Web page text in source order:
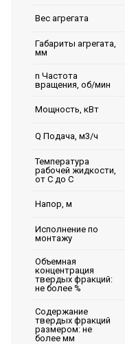
Вес агрегата
Габариты агрегата,
мм
n Частота
вращения, об/мин
Мощность, кВт
Q Подача, м3/ч
Температура
рабочей жидкости,
от С до С
Напор, м
Исполнение по
монтажу
Объемная
концентрация
твердых фракций:
не более %
Содержание
твердых фракций
размером: не
более мм